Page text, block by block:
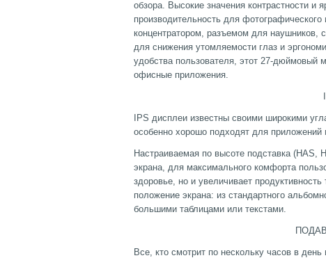
обзора. Высокие значения контрастности и
производительность для
концентратором, разъемом для наушников,
для снижения утомляемости глаз и
удобства пользователя, этот 27-дюймовый
офисные приложения.
IPS-
IPS дисплеи известны своими широкими
особенно хорошо подходят для приложений
Настраиваемая по высоте подставка (HAS,
экрана, для максимального комфорта
здоровье, но и увеличивает
положение экрана: из стандартного
большими таблицами или текстами.
ПОДАВЛЕНИЕ
Все, кто смотрит по нескольку часов в